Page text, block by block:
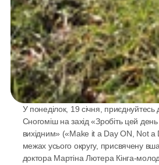
У понеділок, 19 січня, приєднуйтесь
Сногоміш на захід «Зробіть цей
вихідним» («Make it a Day ON, Not
межах усього округу, присвячену
доктора Мартіна Лютера Кінга-